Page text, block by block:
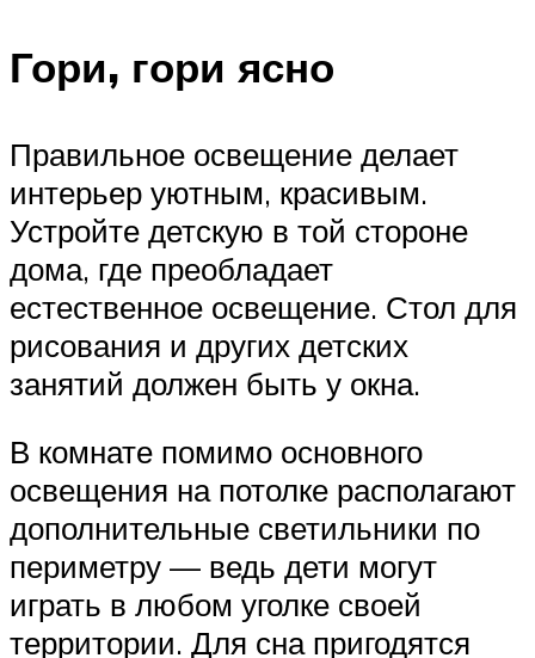
Гори, гори ясно
Правильное освещение делает
интерьер уютным, красивым.
Устройте детскую в той стороне
дома, где преобладает
естественное освещение. Стол для
рисования и других детских
занятий должен быть у окна.
В комнате помимо основного
освещения на потолке располагают
дополнительные светильники по
периметру — ведь дети могут
играть в любом уголке своей
территории. Для сна пригодятся